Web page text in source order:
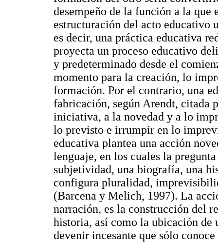
desempeño de la función a la que
estructuración del acto educativo
es decir, una práctica educativa
proyecta un proceso educativo
y predeterminado desde el
momento para la creación, lo
formación. Por el contrario, una
fabricación, según Arendt, citada
iniciativa, a la novedad y a lo
lo previsto e irrumpir en lo
educativa plantea una acción
lenguaje, en los cuales la
subjetividad, una biografía, una
configura pluralidad,
(Barcena y Melich, 1997). La
narración, es la construcción del
historia, así como la ubicación de
devenir incesante que sólo